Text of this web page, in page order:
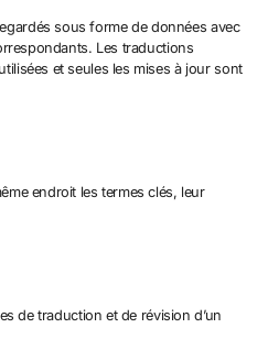
sous forme de données avec
Les traductions
et seules les mises à jour sont
endroit les termes clés, leur
de traduction et de révision d’un